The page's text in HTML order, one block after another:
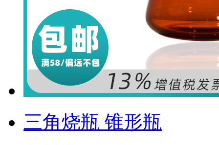
三角烧瓶 锥形瓶